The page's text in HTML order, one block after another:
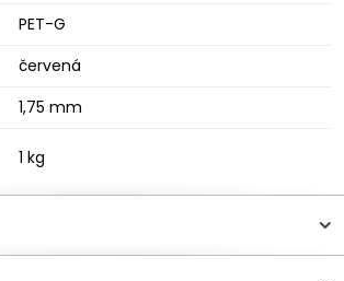
PET-G
červená
1,75 mm
1 kg